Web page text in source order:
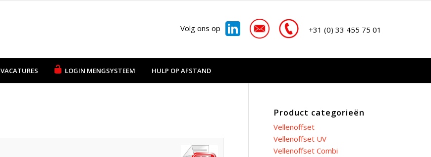
Volg ons op +31 (0) 33 455 75 01
VACATURES LOGIN MENGSYSTEEM HULP OP AFSTAND
Product categorieën
Vellenoffset
Vellenoffset UV
Vellenoffset Combi